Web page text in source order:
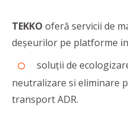
TEKKO oferă servicii de
deșeurilor pe platforme
soluţii de
neutralizare si eliminare
transport ADR.